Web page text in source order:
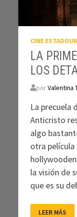
CINE
LA
LOS
porValentina
La precuela
Anticristo
algo
otra
la visión de
que es su
PRIMERA
LEER MÁS